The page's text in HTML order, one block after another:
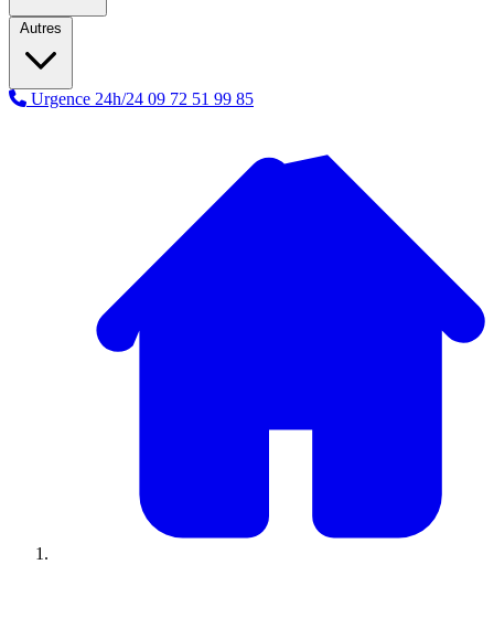
Autres
Urgence 24h/24 09 72 51 99 85